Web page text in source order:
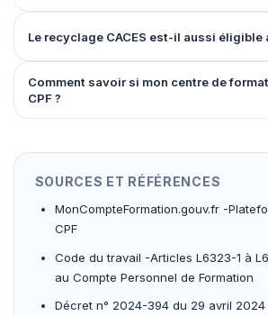
Le recyclage CACES est-il aussi éligible
Comment savoir si mon centre de
CPF ?
SOURCES ET RÉFÉRENCES
MonCompteFormation.gouv.fr -
CPF
Code du travail -Articles L6323-1 à
au Compte Personnel de Formation
Décret n° 2024-394 du 29 avril